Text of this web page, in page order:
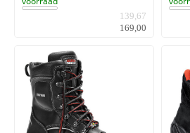
139,67
169,00